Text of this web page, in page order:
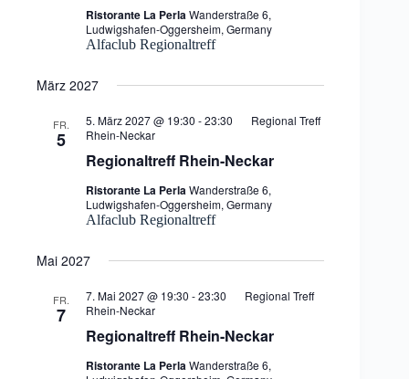
Ristorante La PerlaWanderstraße 6,
Ludwigshafen-Oggersheim, Germany
Alfaclub Regionaltreff
März 2027
FR.
5
Regionaltreff Rhein-Neckar
5. März 2027 @ 19:30 -23:30
Regional Treff
Rhein-Neckar
Ristorante La PerlaWanderstraße 6,
Ludwigshafen-Oggersheim, Germany
Alfaclub Regionaltreff
Mai 2027
FR.
7
Regionaltreff Rhein-Neckar
7. Mai 2027 @ 19:30 -23:30
Regional Treff
Rhein-Neckar
Ristorante La PerlaWanderstraße 6,